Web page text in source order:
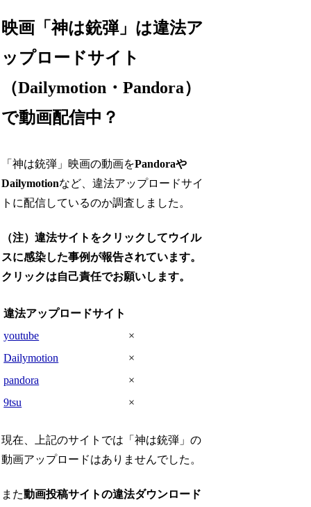
映画「神は銃弾」は違法ア
ップロードサイト
（Dailymotion・Pandora）
で動画配信中？
「神は銃弾」映画の動画をPandoraや
Dailymotionなど、違法アップロードサイ
トに配信しているのか調査しました。
（注）違法サイトをクリックしてウイル
スに感染した事例が報告されています。
クリックは自己責任でお願いします。
違法アップロードサイト
youtube
×
Dailymotion
×
pandora
×
9tsu
×
現在、上記のサイトでは「神は銃弾」の
動画アップロードはありませんでした。
また動画投稿サイトの違法ダウンロード